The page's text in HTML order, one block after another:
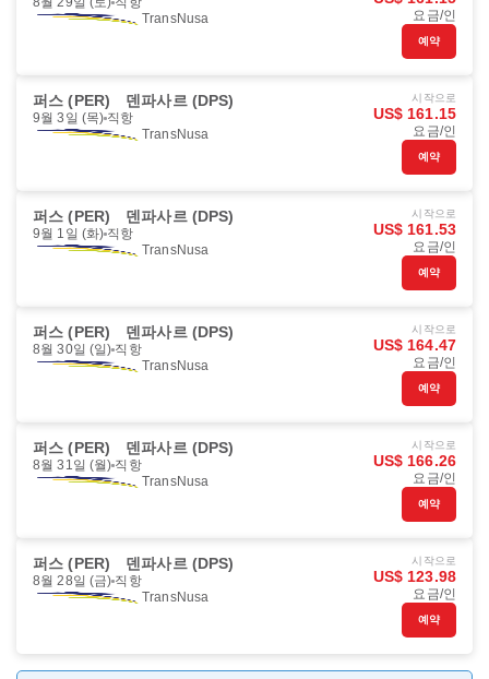
TransNusa
요금/인
예약
퍼스 (PER) 덴파사르 (DPS)
9월 3일 (목) 직항
TransNusa
시작으로
US$ 161.15
요금/인
예약
퍼스 (PER) 덴파사르 (DPS)
9월 1일 (화) 직항
TransNusa
시작으로
US$ 161.53
요금/인
예약
퍼스 (PER) 덴파사르 (DPS)
8월 30일 (일) 직항
TransNusa
시작으로
US$ 164.47
요금/인
예약
퍼스 (PER) 덴파사르 (DPS)
8월 31일 (월) 직항
TransNusa
시작으로
US$ 166.26
요금/인
예약
퍼스 (PER) 덴파사르 (DPS)
8월 28일 (금) 직항
TransNusa
시작으로
US$ 123.98
요금/인
예약